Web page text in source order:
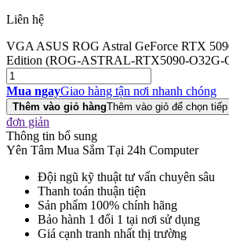
Liên hệ
VGA ASUS ROG Astral GeForce RTX
Edition (ROG-ASTRAL-RTX5090-
Mua ngayGiao hàng tận nơi nhanh chóng
Thêm vào giỏ hàngThêm vào giỏ để chọn tiếp
đơn giản
Thông tin bổ sung
Yên Tâm Mua Sắm Tại 24h Computer
Đội ngũ kỹ thuật tư vấn chuyên sâu
Thanh toán thuận tiện
Sản phẩm 100% chính hãng
Bảo hành 1 đổi 1 tại nơi sử dụng
Giá cạnh tranh nhất thị trường